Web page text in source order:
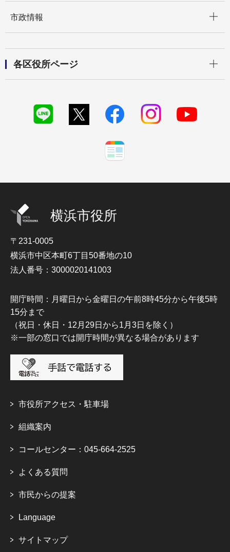
市政情報
各区役所ページ
横浜市役所
〒231-0005
横浜市中区本町6丁目50番地の10
法人番号：3000020141003
開庁時間：月曜日から金曜日の午前8時45分から午後5時
15分まで
（祝日・休日・12月29日から1月3日を除く）
※一部の窓口では開庁時間が異なる場合があります
市役所アクセス・駐車場
組織案内
コールセンター：045-664-2525
よくある質問
市民からの提案
Language
サイトマップ